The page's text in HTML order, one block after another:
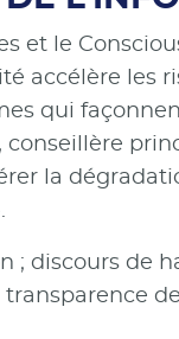
et le
accélère les
qui
la
; discours de